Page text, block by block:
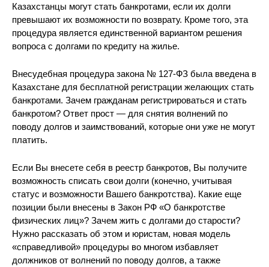
Казахстанцы могут стать банкротами, если их долги
превышают их возможности по возврату. Кроме того, эта
процедура является единственной вариантом решения
вопроса с долгами по кредиту на жилье.
Внесудебная процедура закона № 127-ФЗ была введена в
Казахстане для бесплатной регистрации желающих стать
банкротами. Зачем гражданам регистрироваться и стать
банкротом? Ответ прост — для снятия волнений по
поводу долгов и заимствований, которые они уже не могут
платить.
Если Вы внесете себя в реестр банкротов, Вы получите
возможность списать свои долги (конечно, учитывая
статус и возможности Вашего банкротства). Какие еще
позиции были внесены в Закон РФ «О банкротстве
физических лиц»? Зачем жить с долгами до старости?
Нужно рассказать об этом и юристам, новая модель
«справедливой» процедуры во многом избавляет
должников от волнений по поводу долгов, а также